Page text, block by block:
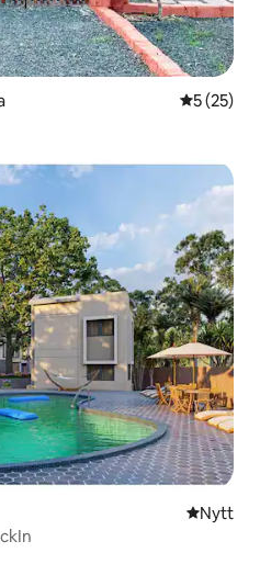
5 av 5 i
5 (25)
NyttNytt